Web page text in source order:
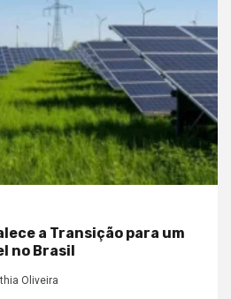
a Transição para um
no Brasil
Oliveira